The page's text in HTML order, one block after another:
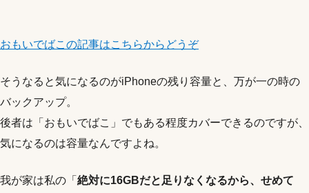
おもいでばこの記事はこちらからどうぞ
そうなると気になるのがiPhoneの残り容量と、万が一の時の
バックアップ。
後者は「おもいでばこ」でもある程度カバーできるのですが、
気になるのは容量なんですよね。
我が家は私の「 絶対に16GBだと足りなくなるから、せめて